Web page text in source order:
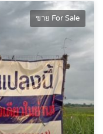
ขาย For Sale